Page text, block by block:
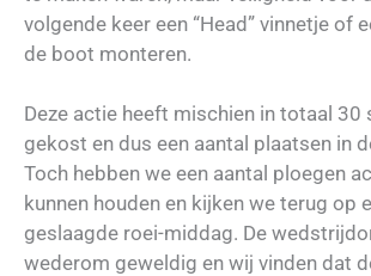
volgende keer een “Head” vinnetje of
de boot monteren.
Deze actie heeft mischien in totaal 30
gekost en dus een aantal plaatsen in
Toch hebben we een aantal ploegen
kunnen houden en kijken we terug op
geslaagde roei-middag. De
wederom geweldig en wij vinden dat